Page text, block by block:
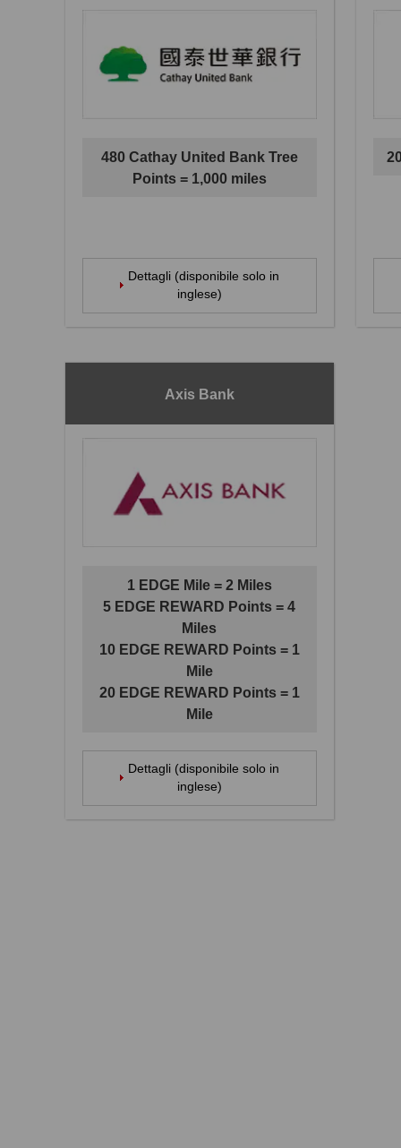
480 Cathay United Bank Tree
Points = 1,000 miles
Dettagli (disponibile solo in
inglese)
Axis Bank
1 EDGE Mile = 2 Miles
5 EDGE REWARD Points = 4
Miles
10 EDGE REWARD Points = 1
Mile
20 EDGE REWARD Points = 1
Mile
Dettagli (disponibile solo in
inglese)